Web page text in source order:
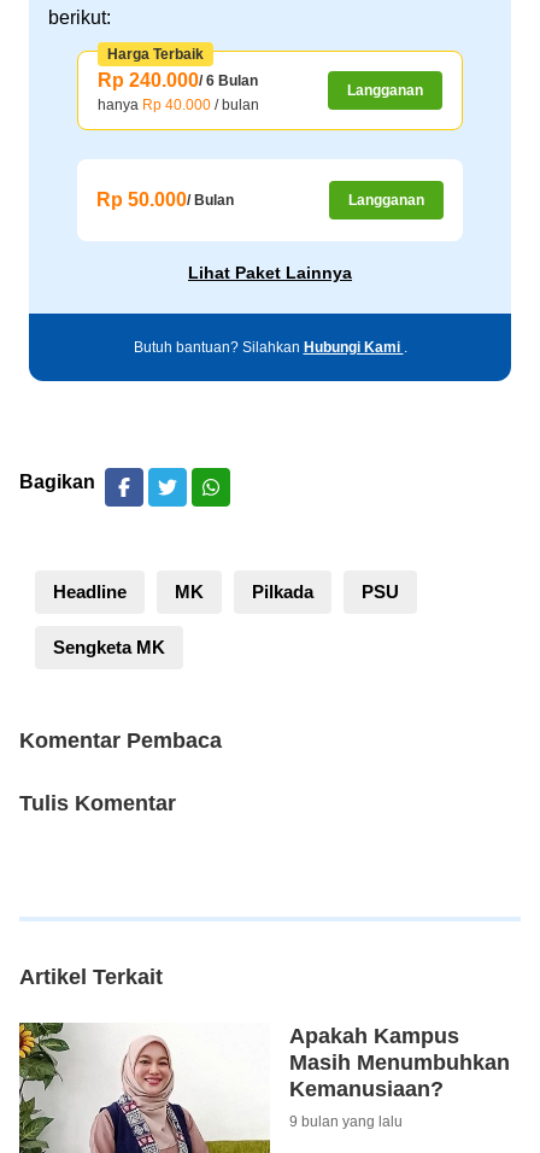
berikut:
Rp 240.000/ 6 Bulan
hanya Rp 40.000 / bulan
Langganan
Harga Terbaik
Rp 50.000/ Bulan Langganan
Lihat Paket Lainnya
Butuh bantuan? Silahkan Hubungi Kami .
Bagikan
Headline MK Pilkada PSU
Sengketa MK
Komentar Pembaca
Tulis Komentar
Artikel Terkait
Apakah Kampus
Masih Menumbuhkan
Kemanusiaan?
9 bulan yang lalu